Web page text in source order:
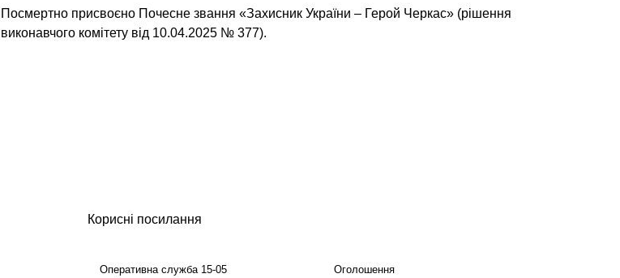
Посмертно присвоєно Почесне звання «Захисник України – Герой Черкас» (рішення
виконавчого комітету від 10.04.2025 № 377).
Корисні посилання
Оперативна служба 15-05 Оголошення